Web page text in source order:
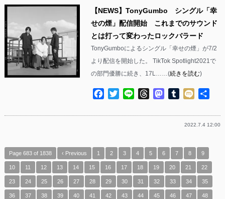
【NEWS】TonyGumbo シングル「幸
せの煙」配信開始 これまでのサウンド
とは打って変わったロックバラード
TonyGumboによるシングル「幸せの煙」が7/2
より配信を開始した。 TikTok Spotlight2021で
の部門優勝に続き、17L……(続きを読む)
Facebook
TwitterLine ThreadsMastodon
Tumblr
Mixi
2022.7.4 12:00
Page 683 of 1838 ‹ Previous 1 2 3 4 5 6 7 8 9
10 11 12 13 14 15 16 17 18 19 20 21 22
23 24 25 26 27 28 29 30 31 32 33 34 35
36 37 38 39 40 41 42 43 44 45 46 47 48